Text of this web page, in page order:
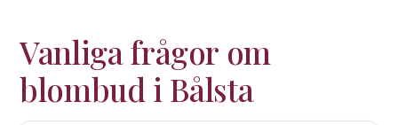
Vanliga frågor om
blombud i Bålsta